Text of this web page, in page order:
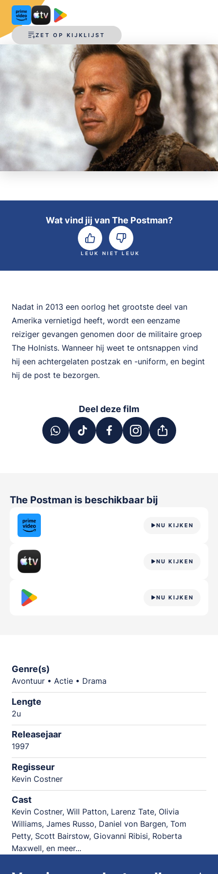
ZET OP KIJKLIJST
Wat vind jij van The Postman?
LEUK NIET LEUK
Nadat in 2013 een oorlog het grootste deel van
Amerika vernietigd heeft, wordt een eenzame
reiziger gevangen genomen door de militaire groep
The Holnists. Wanneer hij weet te ontsnappen vind
hij een achtergelaten postzak en -uniform, en begint
hij de post te bezorgen.
Deel deze film
The Postman is beschikbaar bij
NU KIJKEN
NU KIJKEN
NU KIJKEN
Genre(s)
Avontuur • Actie • Drama
Lengte
2u
Releasejaar
1997
Regisseur
Kevin Costner
Cast
Kevin Costner, Will Patton, Larenz Tate, Olivia
Williams, James Russo, Daniel von Bargen, Tom
Petty, Scott Bairstow, Giovanni Ribisi, Roberta
Maxwell, en meer...